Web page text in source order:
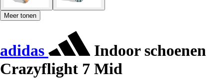
Meer tonen
adidas
Indoor schoenen
Crazyflight 7 Mid